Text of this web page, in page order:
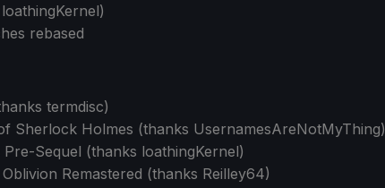
rebased
termdisc)
Sherlock Holmes (thanks UsernamesAreNotMyThing)
Sequel (thanks loathingKernel)
Remastered (thanks Reilley64)